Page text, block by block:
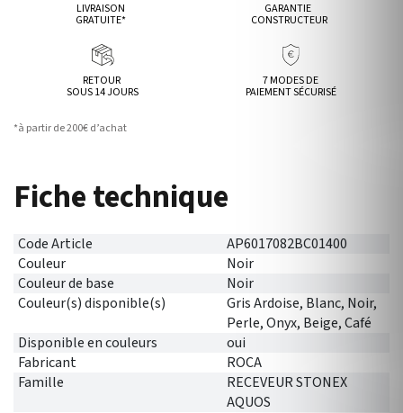
LIVRAISON
GRATUITE*
GARANTIE
CONSTRUCTEUR
RETOUR
SOUS 14 JOURS
7 MODES DE
PAIEMENT SÉCURISÉ
*à partir de 200€ d’achat
Fiche technique
Code Article
AP6017082BC01400
Couleur
Noir
Couleur de base
Noir
Couleur(s) disponible(s)
Gris Ardoise, Blanc, Noir,
Perle, Onyx, Beige, Café
Disponible en couleurs
oui
Fabricant
ROCA
Famille
RECEVEUR STONEX
AQUOS